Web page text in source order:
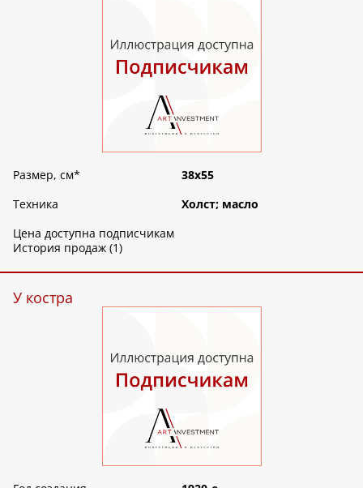
Размер, см*
38х55
Техника
Холст; масло
Цена доступна подписчикам
История продаж (1)
У костра